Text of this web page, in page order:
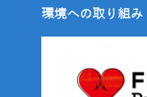
環境への取り組み